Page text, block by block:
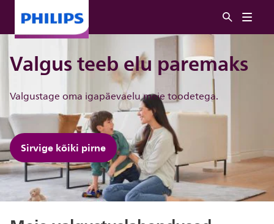
Valgus teeb elu paremaks
Valgustage oma igapäevaelu meie toodetega.
Sirvige kõiki pirne